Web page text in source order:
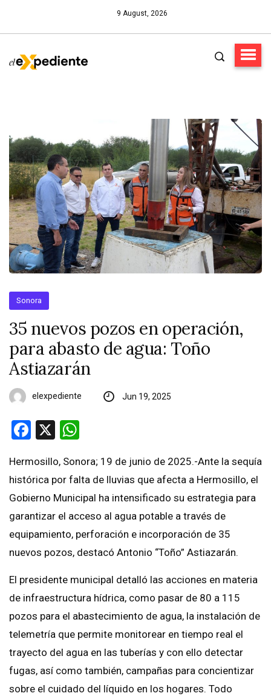
9 August, 2026
Sonora
35 nuevos pozos en operación,
para abasto de agua: Toño
Astiazarán
elexpediente Jun 19, 2025
Facebook
X
Hermosillo, Sonora; 19 de junio de 2025.-Ante la sequía
histórica por falta de lluvias que afecta a Hermosillo, el
Gobierno Municipal ha intensificado su estrategia para
garantizar el acceso al agua potable a través de
equipamiento, perforación e incorporación de 35
nuevos pozos, destacó Antonio “Toño” Astiazarán.
El presidente municipal detalló las acciones en materia
de infraestructura hídrica, como pasar de 80 a 115
pozos para el abastecimiento de agua, la instalación de
telemetría que permite monitorear en tiempo real el
trayecto del agua en las tuberías y con ello detectar
fugas, así como también, campañas para concientizar
sobre el cuidado del líquido en los hogares. Todo